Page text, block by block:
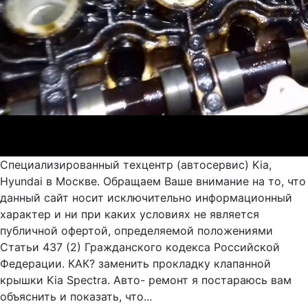
Специализированный техцентр (автосервис) Kia,
Hyundai в Москве. Обращаем Ваше внимание на то, что
данный сайт носит исключительно информационный
характер и ни при каких условиях не является
публичной офертой, определяемой положениями
Статьи 437 (2) Гражданского кодекса Российской
Федерации. КАК? заменить прокладку клапанной
крышки Kia Spectra. Авто- ремонт я постараюсь вам
объяснить и показать, что...